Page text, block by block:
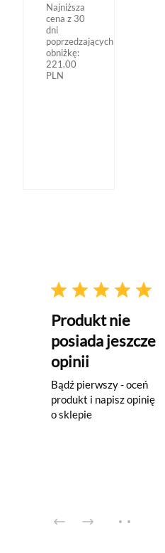
Najniższa
cena z 30
dni
poprzedzających
obniżkę:
221.00
PLN
Produkt nie
posiada jeszcze
opinii
Bądź pierwszy - oceń
produkt i napisz opinię
o sklepie